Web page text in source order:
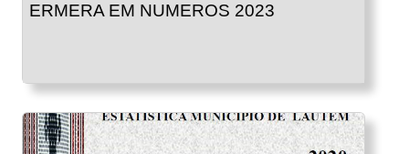
ERMERA EM NUMEROS 2023